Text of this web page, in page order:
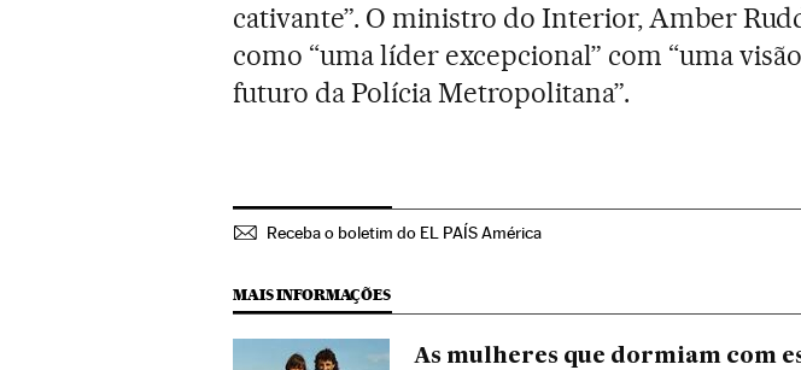
cativante”. O ministro do Interior, Amber
como “uma líder excepcional” com “uma
futuro da Polícia Metropolitana”.
Receba o boletim do EL PAÍS América
MAIS INFORMAÇÕES
As mulheres que dormiam com